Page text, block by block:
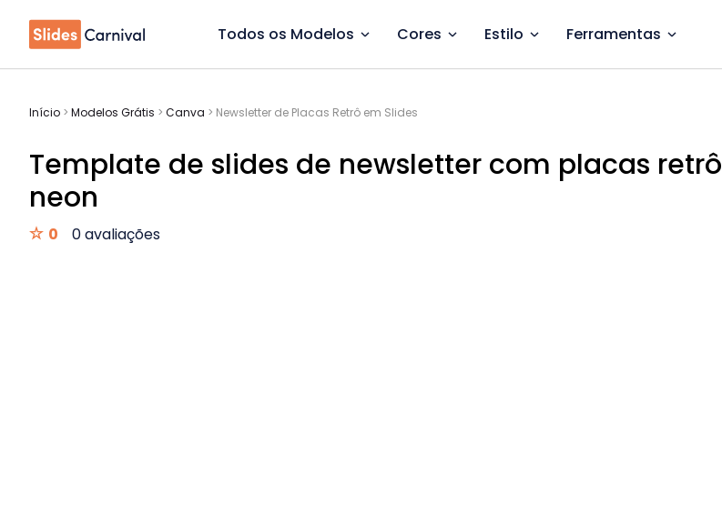
Todos os Modelos Cores Estilo Ferramentas
Início > Modelos Grátis > Canva > Newsletter de Placas Retrô em Slides
Template de slides de newsletter com placas retrô
neon
0 0 avaliações